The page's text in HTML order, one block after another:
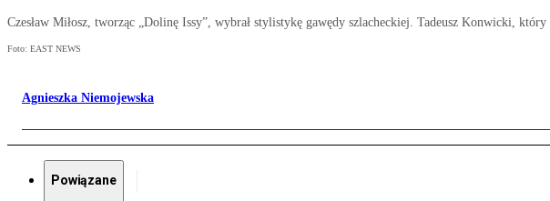
Czesław Miłosz, tworząc „Dolinę Issy”, wybrał stylistykę gawędy szlacheckiej. Tadeusz Konwicki,
Foto: EAST NEWS
Agnieszka Niemojewska
Powiązane